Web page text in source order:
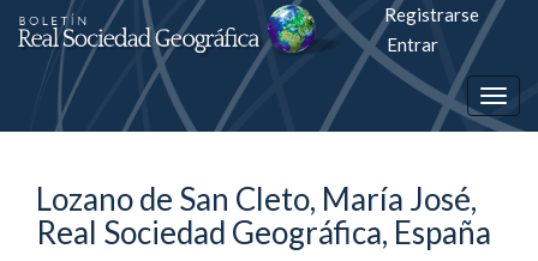
Salto
rápiso
a
página
Registrarse
Entrar
Lozano de San Cleto, María José,
Real Sociedad Geográfica, España